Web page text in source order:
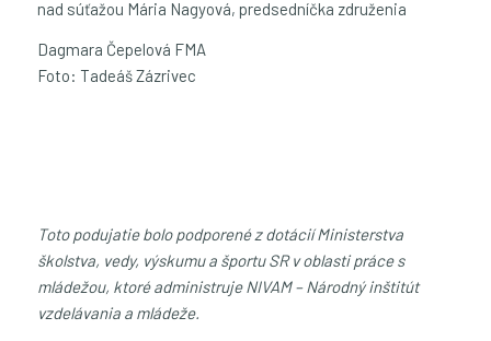
nad súťažou Mária Nagyová, predsedníčka združenia
Dagmara Čepelová FMA
Foto: Tadeáš Zázrivec
Toto podujatie bolo podporené z dotácií Ministerstva
školstva, vedy, výskumu a športu SR v oblasti práce s
mládežou, ktoré administruje NIVAM – Národný inštitút
vzdelávania a mládeže.